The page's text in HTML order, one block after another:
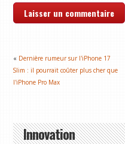
« Dernière rumeur sur l'iPhone 17
Slim : il pourrait coûter plus cher que
l'iPhone Pro Max
Innovation